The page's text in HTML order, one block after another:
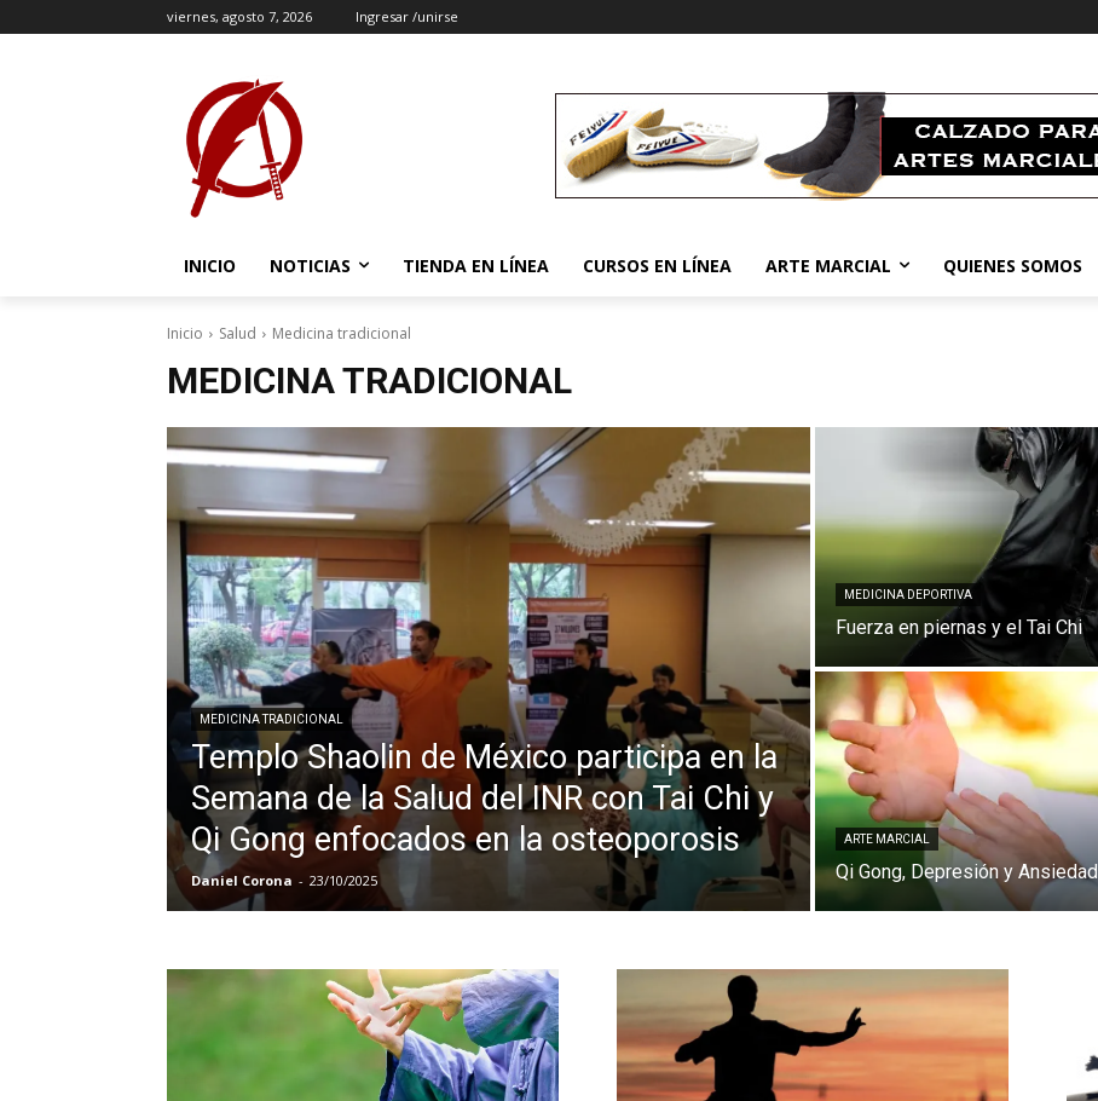
viernes, agosto 7, 2026 Ingresar /unirse
INICIO NOTICIAS TIENDA EN LÍNEA CURSOS EN LÍNEA ARTE MARCIAL QUIENES SOMOS
Inicio Salud Medicina tradicional
MEDICINA TRADICIONAL
MEDICINA TRADICIONAL
Templo Shaolin de México participa en la
Semana de la Salud del INR con Tai Chi y
Qi Gong enfocados en la osteoporosis
Daniel Corona - 23/10/2025
MEDICINA DEPORTIVA
Fuerza en piernas y el Tai Chi
ARTE MARCIAL
Qi Gong, Depresión y Ansiedad